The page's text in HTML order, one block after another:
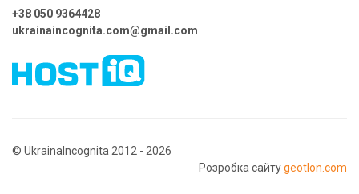
+38 050 9364428
ukrainaincognita.com@gmail.com
© UkrainaIncognita 2012 - 2026
Розробка сайтуgeotlon.com